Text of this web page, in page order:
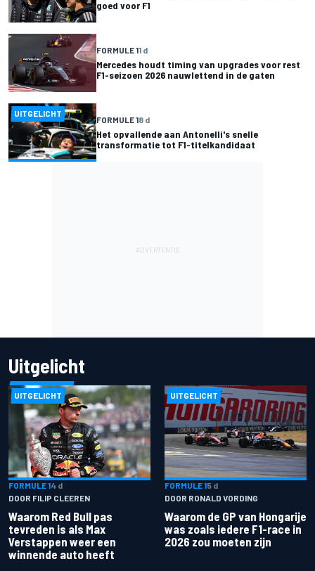
goed voor F1
FORMULE 11 d
Mercedes houdt timing van upgrades voor rest
F1-seizoen 2026 nauwlettend in de gaten
UITGELICHT
FORMULE 18 d
Het opvallende aan Antonelli's snelle
transformatie tot F1-titelkandidaat
Uitgelicht
UITGELICHT
FORMULE 14 d
DOOR FILIP CLEEREN
Waarom Red Bull pas
tevreden is als Max
Verstappen weer een
winnende auto heeft
UITGELICHT
FORMULE 15 d
DOOR RONALD VORDING
Waarom de GP van Hongarije
was zoals iedere F1-race in
2026 zou moeten zijn